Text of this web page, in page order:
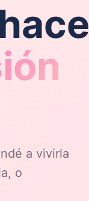
a vivirla
o